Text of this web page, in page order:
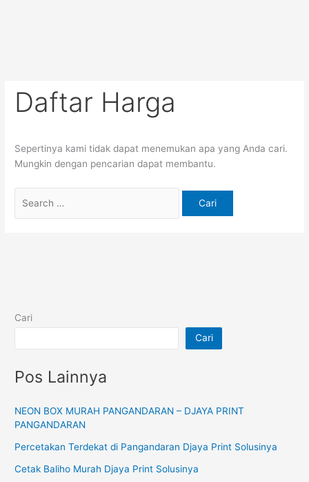
Daftar Harga
Sepertinya kami tidak dapat menemukan apa yang Anda cari.
Mungkin dengan pencarian dapat membantu.
Cari
Cari
Pos Lainnya
NEON BOX MURAH PANGANDARAN – DJAYA PRINT
PANGANDARAN
Percetakan Terdekat di Pangandaran Djaya Print Solusinya
Cetak Baliho Murah Djaya Print Solusinya